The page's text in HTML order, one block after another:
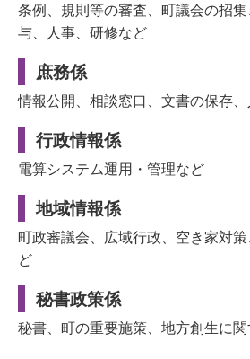
条例、規則等の審査、町議会の招
与、人事、研修など
庶務係
情報公開、相談窓口、文書の保存
行政情報係
電算システム運用・管理など
地域情報係
町政審議会、広域行政、空き家対
ど
秘書政策係
秘書、町の重要施策、地方創生に